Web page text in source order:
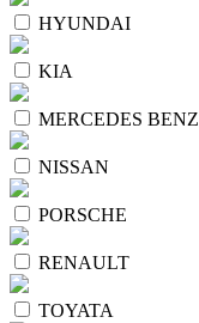
HYUNDAI
KIA
MERCEDES BENZ
NISSAN
PORSCHE
RENAULT
TOYATA